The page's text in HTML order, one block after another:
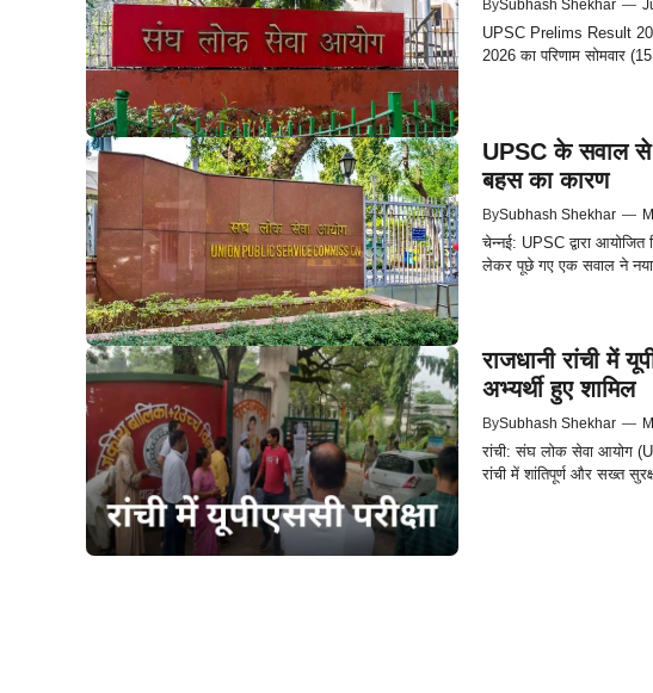
BySubhash Shekhar —
UPSC Prelims Result
2026 का परिणाम सोमवार
UPSC के सवाल से
बहस का कारण
BySubhash Shekhar —
चेन्नई: UPSC द्वारा आयोजित
लेकर पूछे गए एक सवाल ने नया
राजधानी रांची में
अभ्यर्थी हुए शामिल
BySubhash Shekhar —
रांची: संघ लोक सेवा आयोग
रांची में शांतिपूर्ण और सख्त